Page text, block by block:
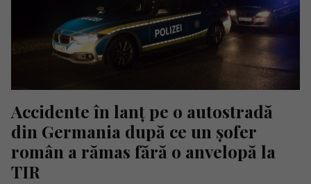
Accidente în lanț pe o autostradă
din Germania după ce un șofer
român a rămas fără o anvelopă la
TIR